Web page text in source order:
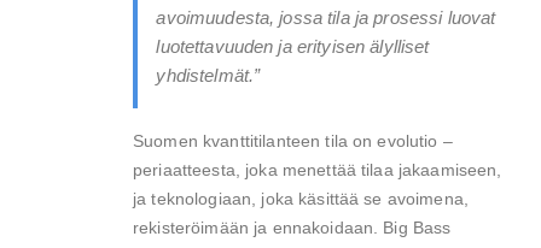
avoimuudesta, jossa tila ja prosessi luovat
luotettavuuden ja erityisen älylliset
yhdistelmät.”
Suomen kvanttitilanteen tila on evolutio –
periaatteesta, joka menettää tilaa jakaamiseen,
ja teknologiaan, joka käsittää se avoimena,
rekisteröimään ja ennakoidaan. Big Bass